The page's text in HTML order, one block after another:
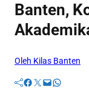
Banten,
Oleh Kilas Banten
Facebook Twitter Mail WhatsApp